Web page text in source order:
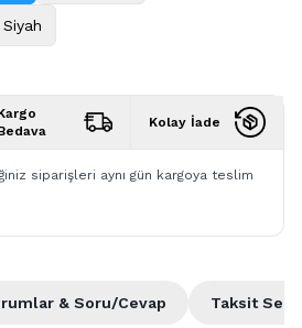
Siyah
Kolay İade
siparişleri aynı gün kargoya teslim
Taksit
& Soru/Cevap